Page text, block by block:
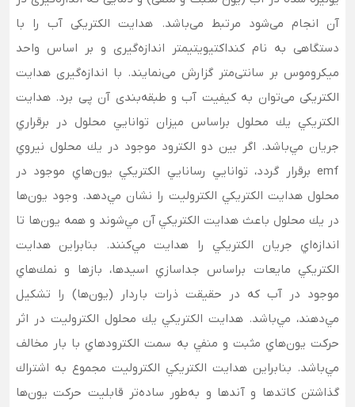
آن انجام می‌شود مرتبط می‌باشد. هدایت الکتریکی آب را با
دستگاهی به نام کنداکتیویتیمتر اندازه‌گیری و بر اساس واحد
میکروموس بر سانتی‌متر گزارش می‌نمایند. با اندازه‌گیری هدایت
الکتریکی می‌توان به کیفیت آب و طبقه‌بندی آن پی برد. هدايت
الكتريكي يك محلول براساس ميزان توانايي محلول در برقراري
جريان مي‌‏باشد. اگر بين دو الكترود موجود در يك محلول نيروي
emf برقرار گردد، توانايي رسانايي الكتريكي يون‌هاي موجود در
محلول هدايت الكتريكي الكتروليت را نشان مي‏‌دهد. وجود يون‌ها
در يك محلول باعث هدايت الكتريكي آن مي‌‏شوند و همه يون‌ها تا
اندازه‏‌اي جريان الكتريكي را هدايت مي‏‌كنند. بنابراين هدايت
الكتريكي مايعات براساس جداسازي اسيدها، بازها و نمك‌هاي
موجود در آب كه در حقيقت ذرات باردار (يون‌ها) ‌را تشكيل
مي‏‌دهند، مي‏‌باشد. هدايت الكتريكي يك محلول الكتروليت در اثر
حركت يون‌هاي مثبت و منفي به سمت الكترودهاي با بار مخالف
مي‏‌باشد. بنابراين هدايت الكتريكي الكتروليت مجموع به اشتراك
گذاشتن كاتدها و آندها و به‌طور ساده‌‏تر قابليت حركت يون‌ها